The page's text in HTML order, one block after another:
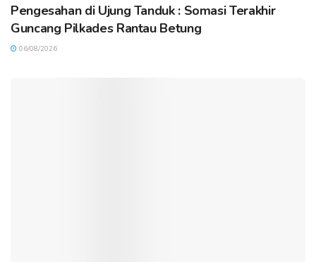
Pengesahan di Ujung Tanduk : Somasi Terakhir
Guncang Pilkades Rantau Betung
06/08/2026